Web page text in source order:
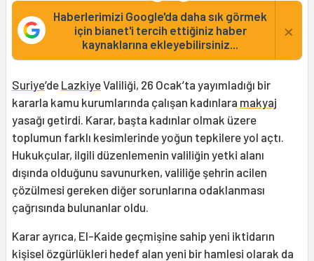
Haberlerimizi Google'da daha sık görmek
için bianet'i tercih ettiğiniz haber
kaynaklarına ekleyebilirsiniz...
×
Suriye’de LazkiyeValiliği, 26 Ocak’ta yayımladığı bir
kararla kamu kurumlarında çalışan kadınlara makyaj
yasağı getirdi. Karar, başta kadınlar olmak üzere
toplumun farklı kesimlerinde yoğun tepkilere yol açtı.
Hukukçular, ilgili düzenlemenin valiliğin yetki alanı
dışında olduğunu savunurken, valiliğe şehrin acilen
çözülmesi gereken diğer sorunlarına odaklanması
çağrısında bulunanlar oldu.
Karar ayrıca, El-Kaide geçmişine sahip yeni iktidarın
kişisel özgürlükleri hedef alan yeni bir hamlesi olarak da